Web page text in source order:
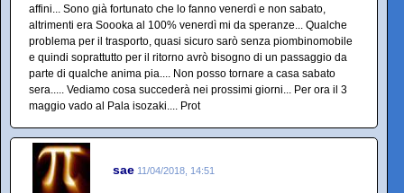
affini... Sono già fortunato che lo fanno venerdì e non sabato,
altrimenti era Soooka al 100% venerdì mi da speranze... Qualche
problema per il trasporto, quasi sicuro sarò senza piombinomobile
e quindi soprattutto per il ritorno avrò bisogno di un passaggio da
parte di qualche anima pia.... Non posso tornare a casa sabato
sera..... Vediamo cosa succederà nei prossimi giorni... Per ora il 3
maggio vado al Pala isozaki.... Prot
sae 11/04/2018, 14:51